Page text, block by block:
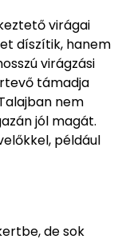
virágai
díszítik, hanem
virágzási
támadja
nem
jól magát.
például
de sok